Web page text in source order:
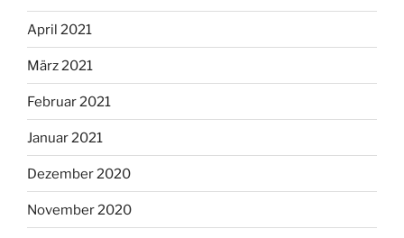
April 2021
März 2021
Februar 2021
Januar 2021
Dezember 2020
November 2020